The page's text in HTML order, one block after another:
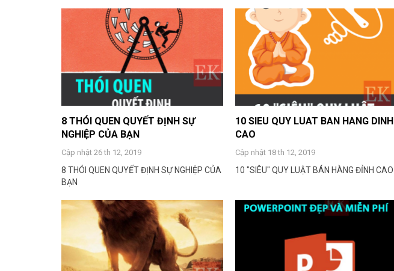
8 THÓI QUEN QUYẾT ĐỊNH SỰ
NGHIỆP CỦA BẠN
Cập nhật 26 th 12, 2019
8 THÓI QUEN QUYẾT ĐỊNH SỰ NGHIỆP CỦA
BẠN
10 SIEU QUY LUAT BAN HANG DINH
CAO
Cập nhật 18 th 12, 2019
10 "SIÊU" QUY LUẬT BÁN HÀNG ĐỈNH CAO